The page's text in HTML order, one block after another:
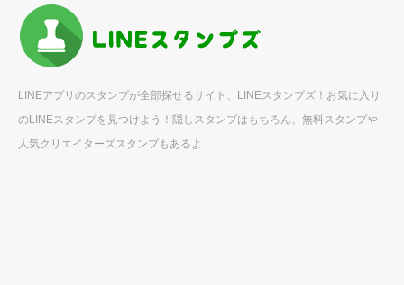
LINEアプリのスタンプが全部探せるサイト、LINEスタンプズ！お気に入り
のLINEスタンプを見つけよう！隠しスタンプはもちろん、無料スタンプや
人気クリエイターズスタンプもあるよ